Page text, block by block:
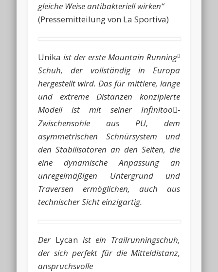
gleiche Weise antibakteriell wirken“
(Pressemitteilung von La Sportiva)
Unika ist der erste Mountain Running
Schuh, der vollständig in Europa
hergestellt wird. Das für mittlere, lange
und extreme Distanzen konzipierte
Modell ist mit seiner Infinitoo-
Zwischensohle aus PU, dem
asymmetrischen Schnürsystem und
den Stabilisatoren an den Seiten, die
eine dynamische Anpassung an
unregelmäßigen Untergrund und
Traversen ermöglichen, auch aus
technischer Sicht einzigartig.
Der Lycan ist ein Trailrunningschuh,
der sich perfekt für die Mitteldistanz,
anspruchsvolle